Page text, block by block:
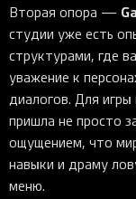
Вторая опора —
студии уже есть
структурами, где
уважение к
диалогов. Для
пришла не просто
ощущением, что
навыки и драму
меню.